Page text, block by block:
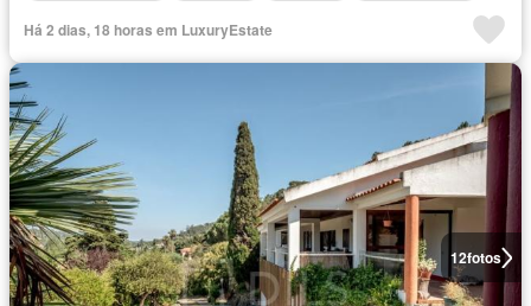
Há 2 dias, 18 horas em LuxuryEstate
12fotos